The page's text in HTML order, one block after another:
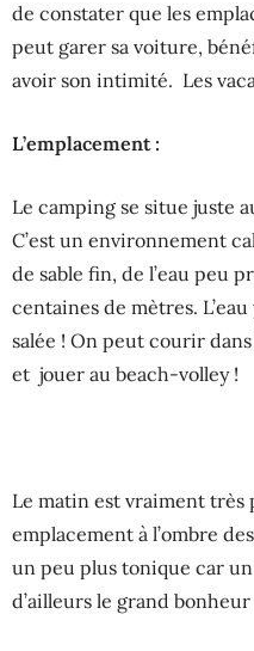
de constater que les
peut garer sa voiture,
avoir son intimité. Les
L’emplacement :
Le camping se situe juste
C’est un environnement
de sable fin, de l’eau peu
centaines de mètres.
salée ! On peut courir dans
et jouer au beach-volley !
Le matin est vraiment très
emplacement à l’ombre
un peu plus tonique car
d’ailleurs le grand